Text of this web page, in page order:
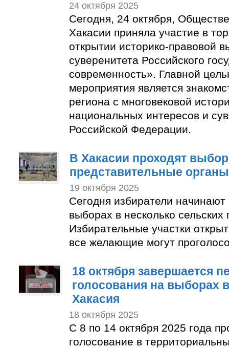
24 октября 2025
Сегодня, 24 октября,
Хакасии приняла участие в
открытии историко-правовой
суверенитета Российского
современность». Главной
мероприятия является
региона с многовековой
национальных интересов и
Российской Федерации.
В Хакасии проходят
представительные
19 октября 2025
Сегодня избиратели начинают
выборах в несколько сельских
Избирательные участки
все желающие могут
18 октября завершается
голосования на выборах
Хакасия
18 октября 2025
С 8 по 14 октября 2025 года
голосование в